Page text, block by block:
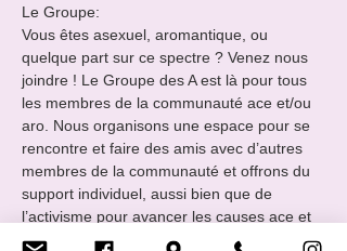
Le Groupe:
Vous êtes asexuel, aromantique, ou
quelque part sur ce spectre ? Venez nous
joindre ! Le Groupe des A est là pour tous
les membres de la communauté ace et/ou
aro. Nous organisons une espace pour se
rencontre et faire des amis avec d’autres
membres de la communauté et offrons du
support individuel, aussi bien que de
l’activisme pour avancer les causes ace et
aro dans tout le pays.